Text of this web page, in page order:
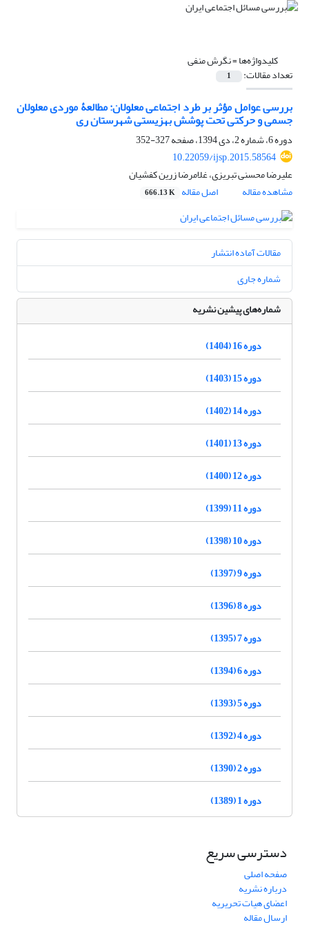
کلیدواژه‌ها =نگرش منفی
تعداد مقالات: 1
بررسی عوامل مؤثر بر طرد اجتماعی معلولان: مطالعۀ موردی معلولان
جسمی و حرکتی تحت پوشش بهزیستی شهرستان ری
دوره 6، شماره 2، دی 1394، صفحه
327-352
10.22059/ijsp.2015.58564
علیرضا محسنی تبریزی، غلامرضا زرین کفشیان
مشاهده مقاله
اصل مقاله 666.13 K
مقالات آماده انتشار
شماره جاری
شماره‌های پیشین نشریه
دوره 16 (1404)
دوره 15 (1403)
دوره 14 (1402)
دوره 13 (1401)
دوره 12 (1400)
دوره 11 (1399)
دوره 10 (1398)
دوره 9 (1397)
دوره 8 (1396)
دوره 7 (1395)
دوره 6 (1394)
دوره 5 (1393)
دوره 4 (1392)
دوره 2 (1390)
دوره 1 (1389)
دسترسی سریع
صفحه اصلی
درباره نشریه
اعضای هیات تحریریه
ارسال مقاله